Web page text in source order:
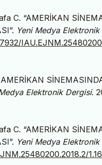
C. “AMERİKAN
Yeni Medya
Elektronik Dergisi.
C. “AMERİKAN
Yeni Medya